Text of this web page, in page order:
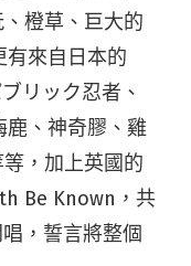
橙草、巨大的
有來自日本的
リック忍者、
、神奇膠、雞
，加上英國的
Be Known，共
，誓言將整個